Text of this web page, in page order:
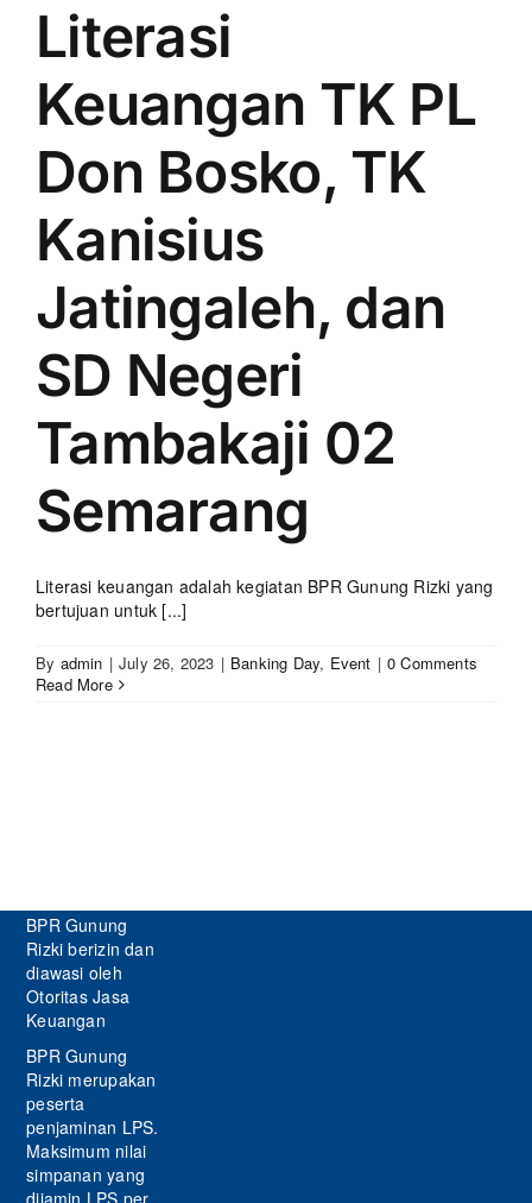
Literasi
Keuangan TK PL
Don Bosko, TK
Kanisius
Jatingaleh, dan
SD Negeri
Tambakaji 02
Semarang
Literasi keuangan adalah kegiatan BPR Gunung Rizki yang
bertujuan untuk [...]
By admin | July 26, 2023 | Banking Day, Event | 0 Comments
Read More
BPR Gunung
Rizki berizin dan
diawasi oleh
Otoritas Jasa
Keuangan
BPR Gunung
Rizki merupakan
peserta
penjaminan LPS.
Maksimum nilai
simpanan yang